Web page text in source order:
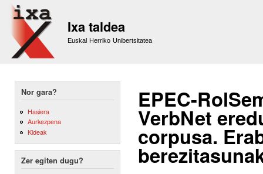
Ixa taldea
Euskal Herriko Unibertsitatea
Nor gara?
Hasiera
Aurkezpena
Kideak
Zer egiten dugu?
EPEC-
VerbNet
corpusa.